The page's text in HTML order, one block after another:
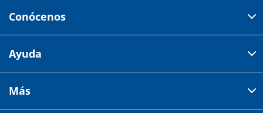
Conócenos
Av 18 de marzo # 309. Colonia la Nogalera.
Tiendas
Ayuda
Más